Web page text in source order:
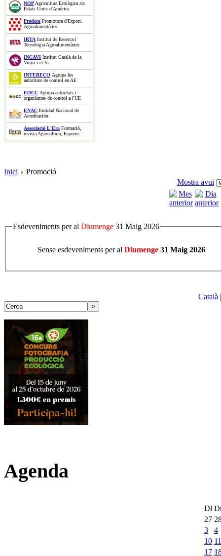
NOPAgricultura Ecològica als
Estats Units d'Amèrica
Prodeca Promotora d'Export.
Agroalimentàries
IRTA Institut de Recerca i
Tecnologia Agroalimentàries
INCAVI Institut Català de la
Vinya i el Vi
INTERECO Agrupa les
autoritats de control en AE
EOCC Agrupa autoritats i
organismes de control a l'UE
ENAC Entidad Nacional de
Acreditación
Associació L'Era Formació,
revista Agrocultura, Esporus
Inici
Promoció
Mostra avui
Esdeveniments per al Diumenge 31 Maig 2026
Sense esdeveniments per al Diumenge 31 Maig 2026
Català
Agenda
Dl
27
3
4
10 11
17